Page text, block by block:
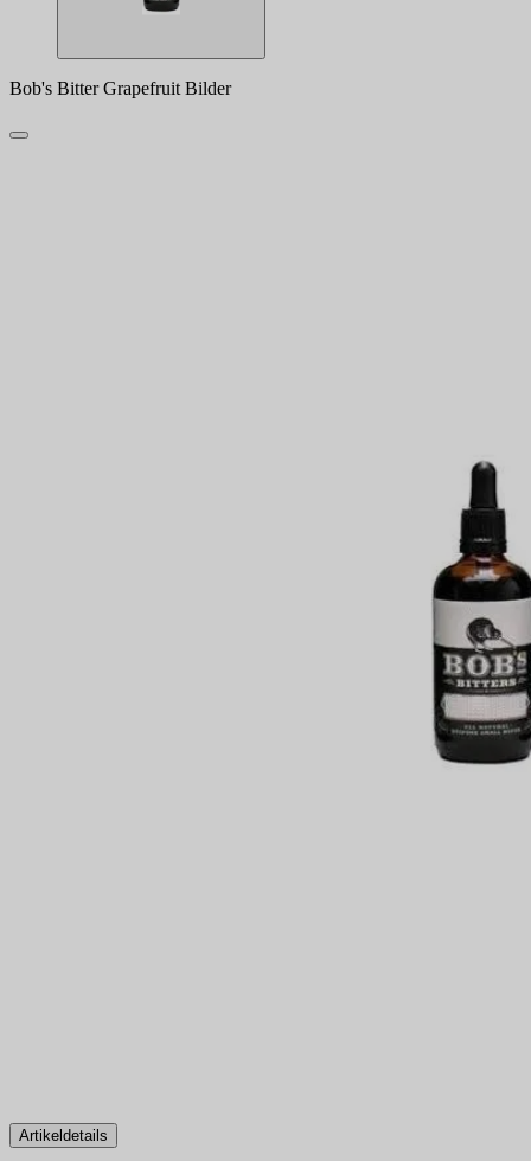
Bob's Bitter Grapefruit Bilder
Artikeldetails